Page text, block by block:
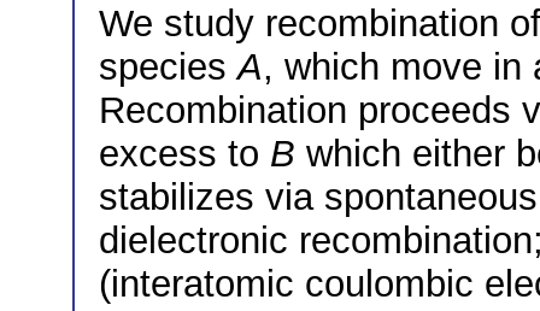
We study recombination
speciesA, which move
Recombination proceeds
excess to B which either
stabilizes via
dielectronic
(interatomic coulombic